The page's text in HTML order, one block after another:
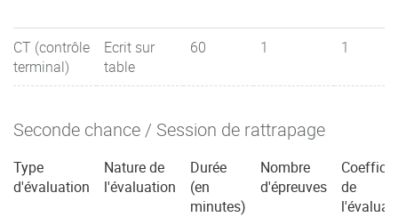
CT (contrôle
terminal)
Ecrit sur
table
60 1 1
Seconde chance / Session de rattrapage
Type
d'évaluation
Nature de
l'évaluation
Durée
(en
minutes)
Nombre
d'épreuves
de